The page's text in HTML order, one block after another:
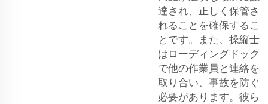
達され、正しく保管さ
れることを確保するこ
とです。また、操縦士
はローディングドック
で他の作業員と連絡を
取り合い、事故を防ぐ
必要があります。彼ら